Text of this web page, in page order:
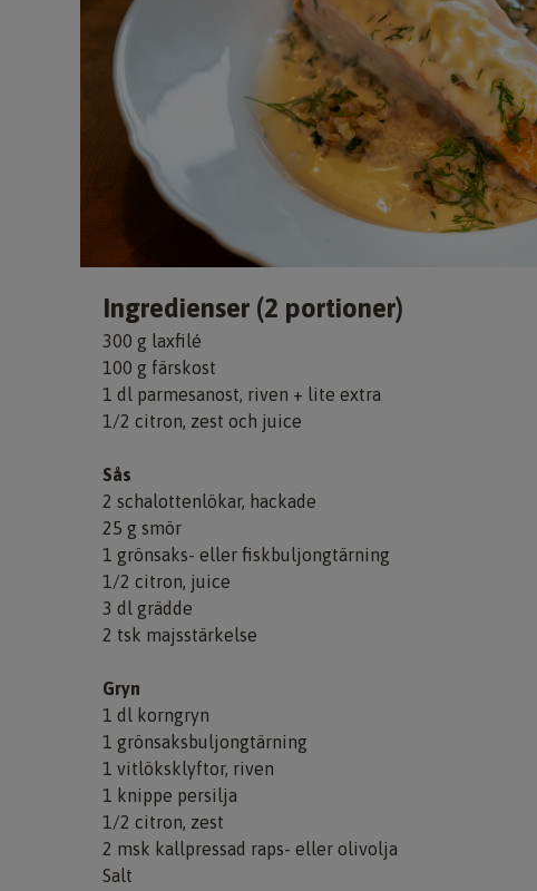
Ingredienser (2 portioner)
300 g laxfilé
100 g färskost
1 dl parmesanost, riven + lite extra
1/2 citron, zest och juice
Sås
2 schalottenlökar, hackade
25 g smör
1 grönsaks- eller fiskbuljongtärning
1/2 citron, juice
3 dl grädde
2 tsk majsstärkelse
Gryn
1 dl korngryn
1 grönsaksbuljongtärning
1 vitlöksklyftor, riven
1 knippe persilja
1/2 citron, zest
2 msk kallpressad raps- eller olivolja
Salt